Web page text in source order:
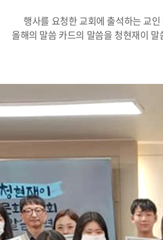
행사를 요청한 교회에 출석하는 교
올해의 말씀 카드의 말씀을 청현재이